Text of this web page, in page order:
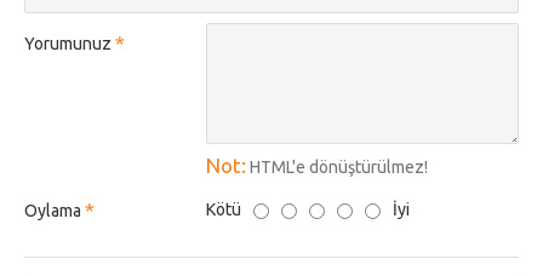
Yorumunuz
Not: HTML'e dönüştürülmez!
Oylama Kötü İyi